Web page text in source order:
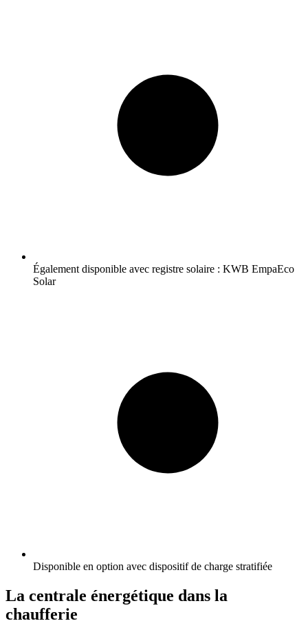
Également disponible avec registre solaire : KWB EmpaEco
Solar
Disponible en option avec dispositif de charge stratifiée
La centrale énergétique dans la
chaufferie